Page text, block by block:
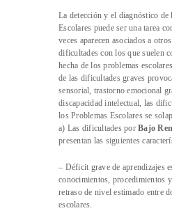
La detección y el diagnóstico de
Escolares puede ser una tarea
veces aparecen asociados a
dificultades con los que suelen
hecha de los problemas
de las dificultades graves
sensorial, trastorno emocional
discapacidad intelectual, las
los Problemas Escolares se
a) Las dificultades por Bajo
presentan las siguientes
– Déficit grave de aprendizajes
conocimientos, procedimientos
retraso de nivel estimado entre
escolares.